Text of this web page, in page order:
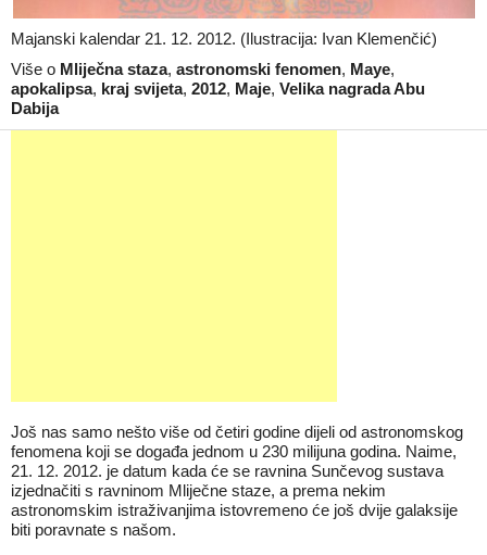
Majanski kalendar 21. 12. 2012. (Ilustracija: Ivan Klemenčić)
Više o Mliječna staza, astronomski fenomen, Maye,
apokalipsa, kraj svijeta, 2012, Maje, Velika nagrada Abu
Dabija
Još nas samo nešto više od četiri godine dijeli od astronomskog
fenomena koji se događa jednom u 230 milijuna godina. Naime,
21. 12. 2012. je datum kada će se ravnina Sunčevog sustava
izjednačiti s ravninom Mliječne staze, a prema nekim
astronomskim istraživanjima istovremeno će još dvije galaksije
biti poravnate s našom.